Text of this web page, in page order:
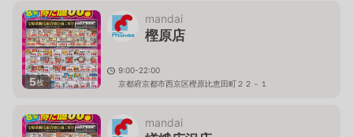
5枚
mandai
樫原店
9:00-22:00
京都府京都市西京区樫原比恵田町２２－１
mandai